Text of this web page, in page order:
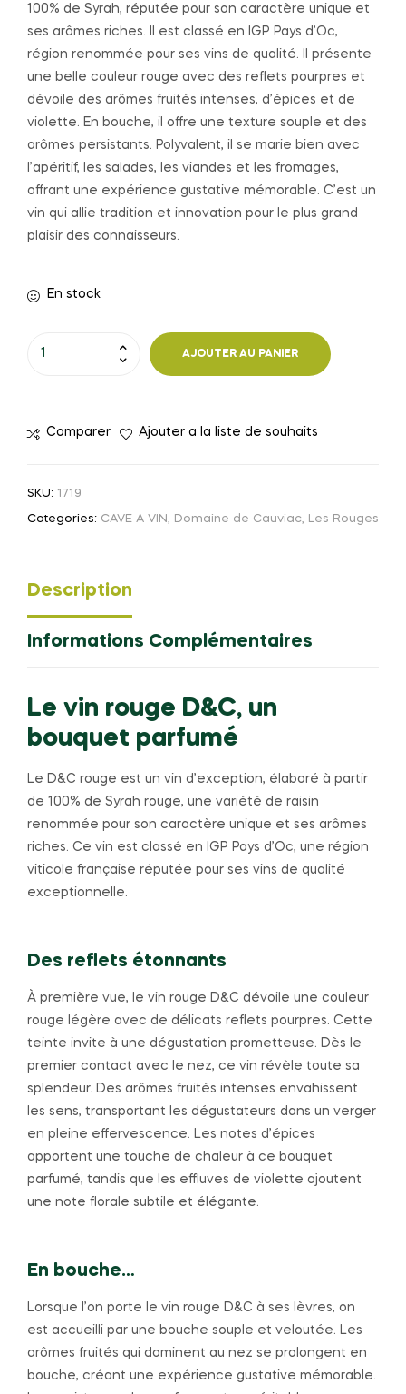
100% de Syrah, réputée pour son caractère unique et
ses arômes riches. Il est classé en IGP Pays d’Oc,
région renommée pour ses vins de qualité. Il présente
une belle couleur rouge avec des reflets pourpres et
dévoile des arômes fruités intenses, d’épices et de
violette. En bouche, il offre une texture souple et des
arômes persistants. Polyvalent, il se marie bien avec
l’apéritif, les salades, les viandes et les fromages,
offrant une expérience gustative mémorable. C’est un
vin qui allie tradition et innovation pour le plus grand
plaisir des connaisseurs.
En stock
D&C
AJOUTER AU PANIER
Comparer Ajouter a la liste de souhaits
SKU: 1719
Categories: CAVE A VIN, Domaine de Cauviac, Les Rouges
Description
Informations Complémentaires
Le vin rouge D&C, un
bouquet parfumé
Le D&C rouge est un vin d’exception, élaboré à partir
de 100% de Syrah rouge, une variété de raisin
renommée pour son caractère unique et ses arômes
riches. Ce vin est classé en IGP Pays d’Oc, une région
viticole française réputée pour ses vins de qualité
exceptionnelle.
Des reflets étonnants
À première vue, le vin rouge D&C dévoile une couleur
rouge légère avec de délicats reflets pourpres. Cette
teinte invite à une dégustation prometteuse. Dès le
premier contact avec le nez, ce vin révèle toute sa
splendeur. Des arômes fruités intenses envahissent
les sens, transportant les dégustateurs dans un verger
en pleine effervescence. Les notes d’épices
apportent une touche de chaleur à ce bouquet
parfumé, tandis que les effluves de violette ajoutent
une note florale subtile et élégante.
En bouche…
Lorsque l’on porte le vin rouge D&C à ses lèvres, on
est accueilli par une bouche souple et veloutée. Les
arômes fruités qui dominent au nez se prolongent en
bouche, créant une expérience gustative mémorable.